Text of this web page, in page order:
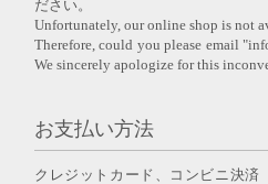
ださい。
Unfortunately, our online shop is not
Therefore, could you please email
We sincerely apologize for this
お支払い方法
クレジットカード、コンビニ決